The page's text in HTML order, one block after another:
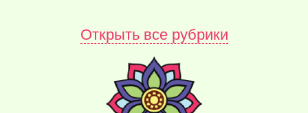
Открыть все рубрики